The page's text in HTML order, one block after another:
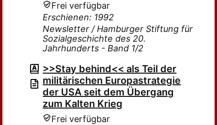
Frei verfügbar
Erschienen: 1992
Newsletter / Hamburger Stiftung für
Sozialgeschichte des 20.
Jahrhunderts - Band 1/2
>>Stay behind<< als Teil der
militärischen Europastrategie
der USA seit dem Übergang
zum Kalten Krieg
Frei verfügbar